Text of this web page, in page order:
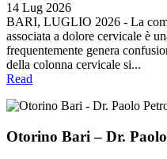
14 Lug 2026
BARI, LUGLIO 2026 - La
associata a dolore cervicale è
frequentemente genera
della colonna cervicale si...
Read
Otorino Bari – Dr.